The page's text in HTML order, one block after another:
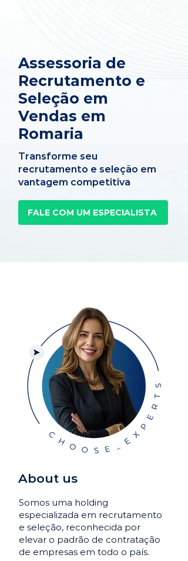
Assessoria de
Recrutamento e
Seleção em
Vendas em
Romaria
Transforme seu
recrutamento e seleção em
vantagem competitiva
FALE COM UM ESPECIALISTA
About us
Somos uma holding
especializada em recrutamento
e seleção, reconhecida por
elevar o padrão de contratação
de empresas em todo o país.